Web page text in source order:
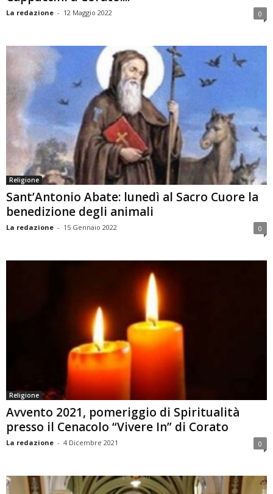
La redazione - 12 Maggio 2022 0
Religione
Sant’Antonio Abate: lunedì al Sacro Cuore la
benedizione degli animali
La redazione - 15 Gennaio 2022 0
Religione
Avvento 2021, pomeriggio di Spiritualità
presso il Cenacolo “Vivere In” di Corato
La redazione - 4 Dicembre 2021 0